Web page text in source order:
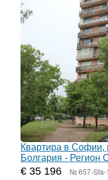
Квартира в Софии,
Болгария -
€ 35 196 № 657-Sfa-